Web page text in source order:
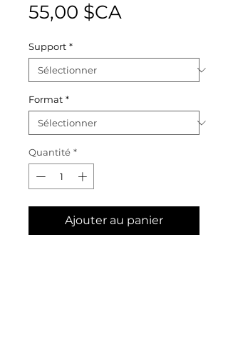
55,00 $CA
Support *
Format *
Quantité *
Ajouter au panier